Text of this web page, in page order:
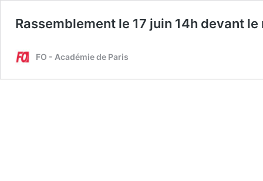
Rassemblement le 17 juin 14h devant
FO - Académie de Paris